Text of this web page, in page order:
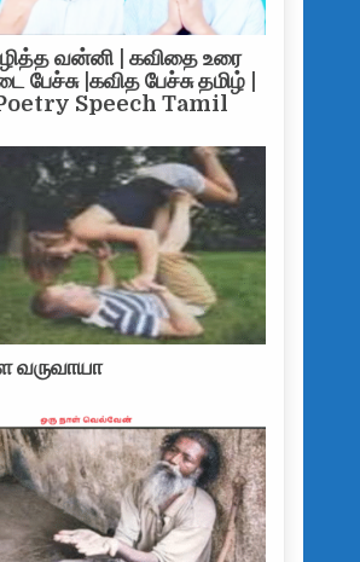
வன்னி | கவிதை உரை
பேச்சு |கவித பேச்சு தமிழ் |
Poetry Speech Tamil
வருவாயா